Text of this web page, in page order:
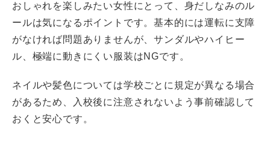
おしゃれを楽しみたい女性にとって、身だしなみのル
ールは気になるポイントです。基本的には運転に支障
がなければ問題ありませんが、サンダルやハイヒー
ル、極端に動きにくい服装はNGです。
ネイルや髪色については学校ごとに規定が異なる場合
があるため、入校後に注意されないよう事前確認して
おくと安心です。